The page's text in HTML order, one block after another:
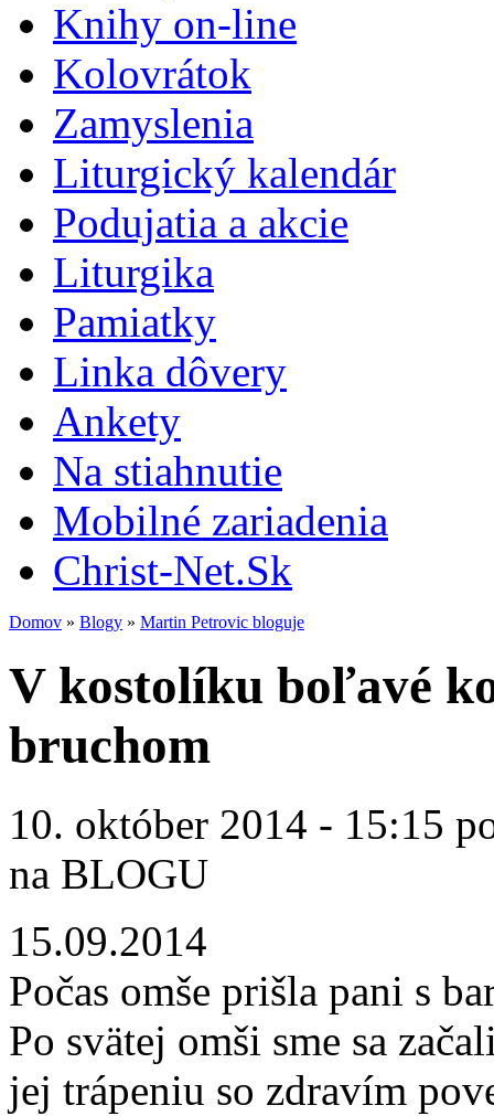
Knihy on-line
Kolovrátok
Zamyslenia
Liturgický kalendár
Podujatia a akcie
Liturgika
Pamiatky
Linka dôvery
Ankety
Na stiahnutie
Mobilné zariadenia
Christ-Net.Sk
Domov » Blogy » Martin Petrovic bloguje
V kostolíku boľavé
bruchom
10. október 2014 - 15:15
na BLOGU
15.09.2014
Počas omše prišla pani s
Po svätej omši sme sa
jej trápeniu so zdravím